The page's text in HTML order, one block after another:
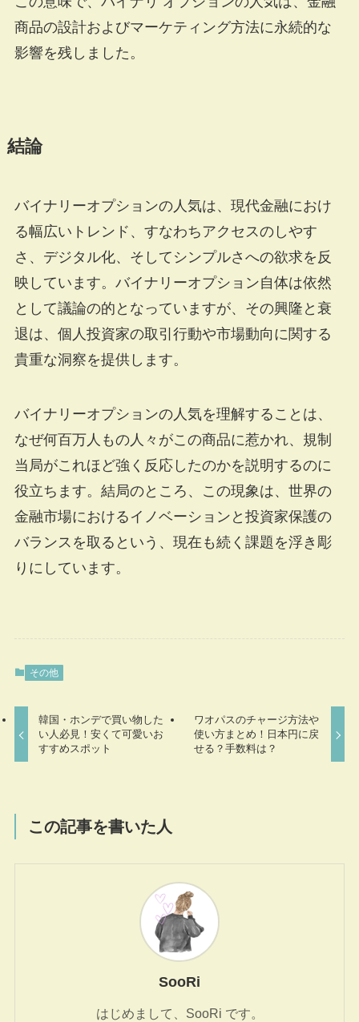
商品の設計およびマーケティング方法に永続的な
影響を残しました。
結論
バイナリーオプションの人気は、現代金融におけ
る幅広いトレンド、すなわちアクセスのしやす
さ、デジタル化、そしてシンプルさへの欲求を反
映しています。バイナリーオプション自体は依然
として議論の的となっていますが、その興隆と衰
退は、個人投資家の取引行動や市場動向に関する
貴重な洞察を提供します。
バイナリーオプションの人気を理解することは、
なぜ何百万人もの人々がこの商品に惹かれ、規制
当局がこれほど強く反応したのかを説明するのに
役立ちます。結局のところ、この現象は、世界の
金融市場におけるイノベーションと投資家保護の
バランスを取るという、現在も続く課題を浮き彫
りにしています。
その他
韓国・ホンデで買い物した
い人必見！安くて可愛いお
すすめスポット
ワオパスのチャージ方法や
使い方まとめ！日本円に戻
せる？手数料は？
この記事を書いた人
SooRi
はじめまして、SooRi です。